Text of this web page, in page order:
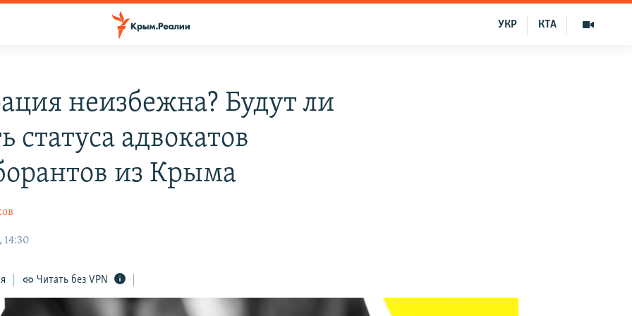
КТА
УКР
неизбежна? Будут ли
статуса адвокатов
из Крыма
14:30
Читать без VPN